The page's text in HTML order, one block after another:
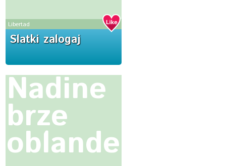
Libertad
Slatki zalogaj
Nadine
brze
oblande